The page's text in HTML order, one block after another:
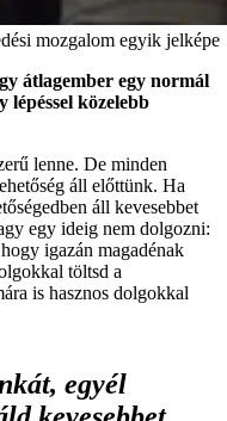
mozgalom egyik jelképe
átlagember egy normál
lépéssel közelebb
lenne. De minden
áll előttünk. Ha
áll kevesebbet
egy ideig nem dolgozni:
igazán magadénak
töltsd a
is hasznos dolgokkal
egyél